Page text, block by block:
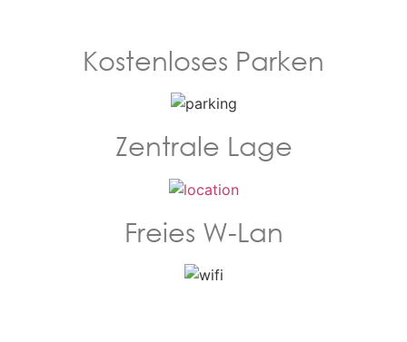
Kostenloses Parken
Zentrale Lage
Freies W-Lan